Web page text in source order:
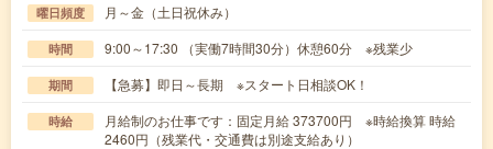
曜日頻度 月～金（土日祝休み）
時間 9:00～17:30 （実働7時間30分）休憩60分 ※残業少
期間 【急募】即日～長期 ※スタート日相談OK！
時給
月給制のお仕事です：固定月給 373700円 ※時給換算 時給
2460円（残業代・交通費は別途支給あり）